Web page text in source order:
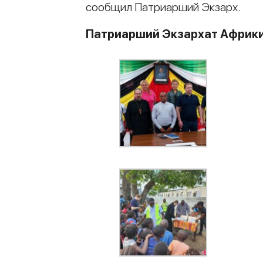
сообщил Патриарший Экзарх.
Патриарший Экзархат